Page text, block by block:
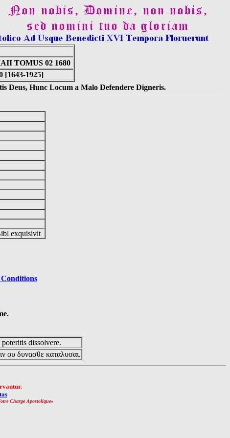
TOMUS 02 1680
[1643-1925]
Deus, Hunc Locum a Malo Defendere Digneris.
exquisivit
dissolvere.
ου δυνασθε καταλυσαι.
Charge Apostolique»